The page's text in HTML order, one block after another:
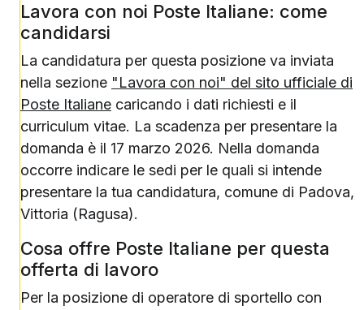
Lavora con noi Poste Italiane: come
candidarsi
La candidatura per questa posizione va inviata
nella sezione "Lavora con noi" del sito ufficiale di
Poste Italiane caricando i dati richiesti e il
curriculum vitae. La scadenza per presentare la
domanda è il 17 marzo 2026. Nella domanda
occorre indicare le sedi per le quali si intende
presentare la tua candidatura, comune di Padova,
Vittoria (Ragusa).
Cosa offre Poste Italiane per questa
offerta di lavoro
Per la posizione di operatore di sportello con